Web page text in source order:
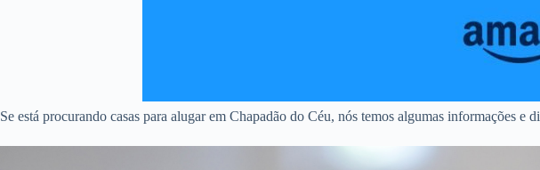
Se está procurando casas para alugar em Chapadão do Céu, nós temos algumas informações e